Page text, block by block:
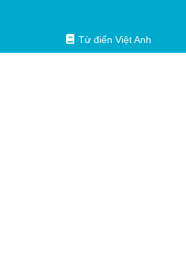
Từ điển Việt Anh